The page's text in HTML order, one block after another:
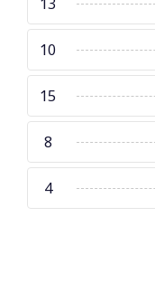
10
15
8
4